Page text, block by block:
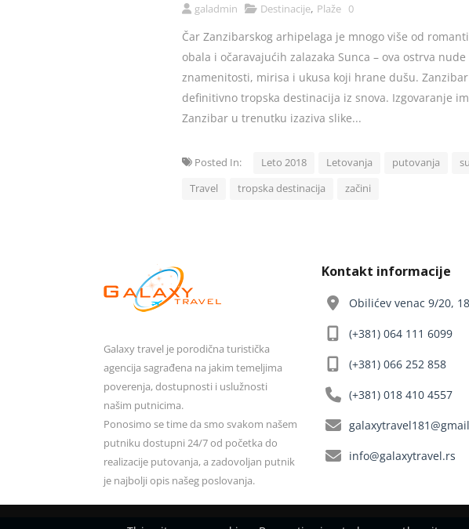
galadmin Destinacije, Plaže 0
Čar Zanzibarskog arhipelaga je mnogo više od
obala i očaravajućih zalazaka Sunca – ova ostrva
znamenitosti, mirisa i ukusa koji hrane dušu.
definitivno tropska destinacija iz snova. Izgovaranje
Zanzibar u trenutku izaziva slike...
Posted In: Leto 2018 Letovanja putovanja
Travel
tropska destinacija začini
Galaxy travel je porodična turistička
agencija sagrađena na jakim temeljima
poverenja, dostupnosti i uslužnosti
našim putnicima.
Ponosimo se time da smo svakom našem
putniku dostupni 24/7 od početka do
realizacije putovanja, a zadovoljan putnik
je najbolji opis našeg poslovanja.
Kontakt informacije
Obilićev venac 9/20,
(+381) 064 111 6099
(+381) 066 252 858
(+381) 018 410 4557
info@galaxytravel.rs